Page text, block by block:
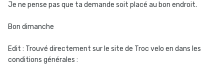
Je ne pense pas que ta demande soit placé au bon endroit.
Bon dimanche
Edit : Trouvé directement sur le site de Troc velo en dans les
conditions générales :